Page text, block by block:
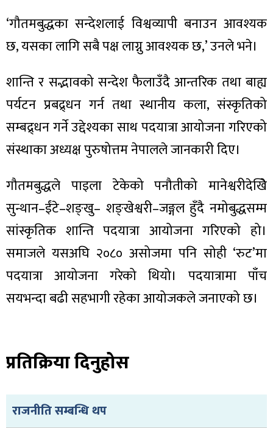
‘गौतमबुद्धका सन्देशलाई विश्वव्यापी बनाउन आवश्यक
छ, यसका लागि सबै पक्ष लाग्नु आवश्यक छ,’ उनले भने।
शान्ति र सद्भावको सन्देश फैलाउँदै आन्तरिक तथा बाह्य
पर्यटन प्रबद्र्धन गर्न तथा स्थानीय कला, संस्कृतिको
सम्बद्र्धन गर्ने उद्देश्यका साथ पदयात्रा आयोजना गरिएको
संस्थाका अध्यक्ष पुरुषोत्तम नेपालले जानकारी दिए।
गौतमबुद्धले पाइला टेकेको पनौतीको मानेश्वरीदेखिे
सुन्थान–ईंटे–शङ्खु– शङ्खेश्वरी–जङ्गल हुँदै नमोबुद्धसम्म
सांस्कृतिक शान्ति पदयात्रा आयोजना गरिएको हो।
समाजले यसअघि २०८० असोजमा पनि सोही ‘रुट’मा
पदयात्रा आयोजना गरेको थियो। पदयात्रामा पाँच
सयभन्दा बढी सहभागी रहेका आयोजकले जनाएको छ।
प्रतिक्रिया दिनुहोस
राजनीति सम्बन्धि थप